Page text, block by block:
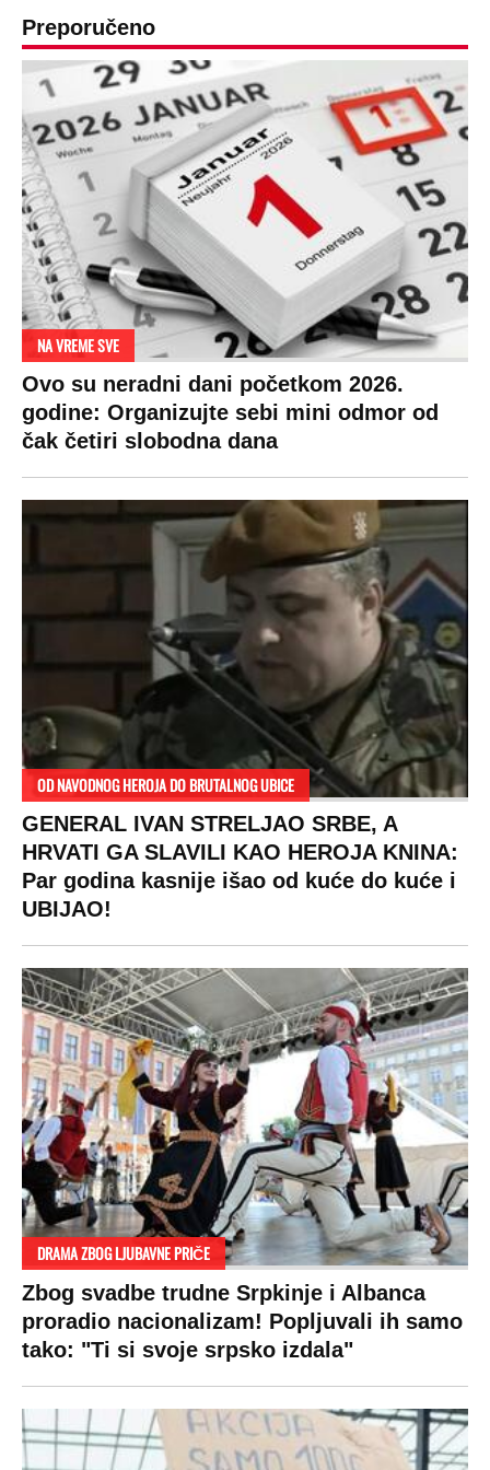
DRAMA ZBOG LJUBAVNE PRIČE
Zbog svadbe trudne Srpkinje i Albanca
proradio nacionalizam! Popljuvali ih samo
tako: "Ti si svoje srpsko izdala"
RAJ!
Žene u Srbiji su poludele za njima,
ogledaju se, bacaju pare: Ovde bunde
koštaju 100 evra, a neke i 2.000 dinara!
SPREMITE SE
Za posnu slavsku trpezu ove godine treba
izdvojiti ozbiljnu sumu novca: Nečija cela
plata ode na svega 20 gostiju
VESTI
Politika
Društvo
Hronika
Ekonomija
Kosovo
Sudbine
SHOWBIZ
Rijaliti
Zvezde
Holivud
Kviz
SPORT
Fudbal
Košarka
Tenis
Ostali sportovi
Navijači
Showtime
VIRALNO
Bizar
Svaštara
Tiktok
LIFESTYLE SVET
Planeta
MONDO INC.
Impressum